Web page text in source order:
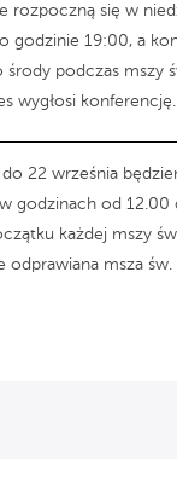
rozpoczną się w
godzinie 19:00, a
środy podczas mszy
wygłosi konferencję.
22 września
godzinach od 12.00
każdej mszy
odprawiana msza